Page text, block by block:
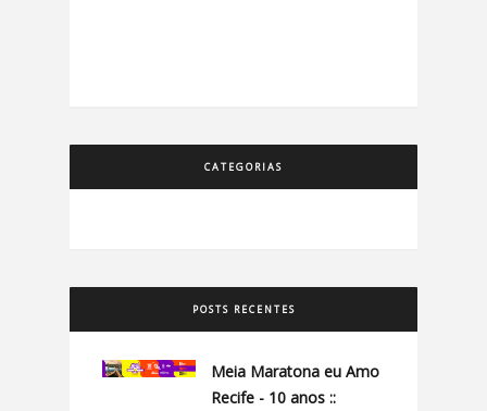
CATEGORIAS
POSTS RECENTES
Meia Maratona eu Amo
Recife - 10 anos ::